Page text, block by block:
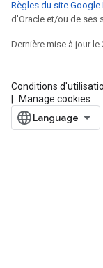
Règles du site Google
d'Oracle et/ou de ses
Dernière mise à jour le
Conditions
Manage cookies